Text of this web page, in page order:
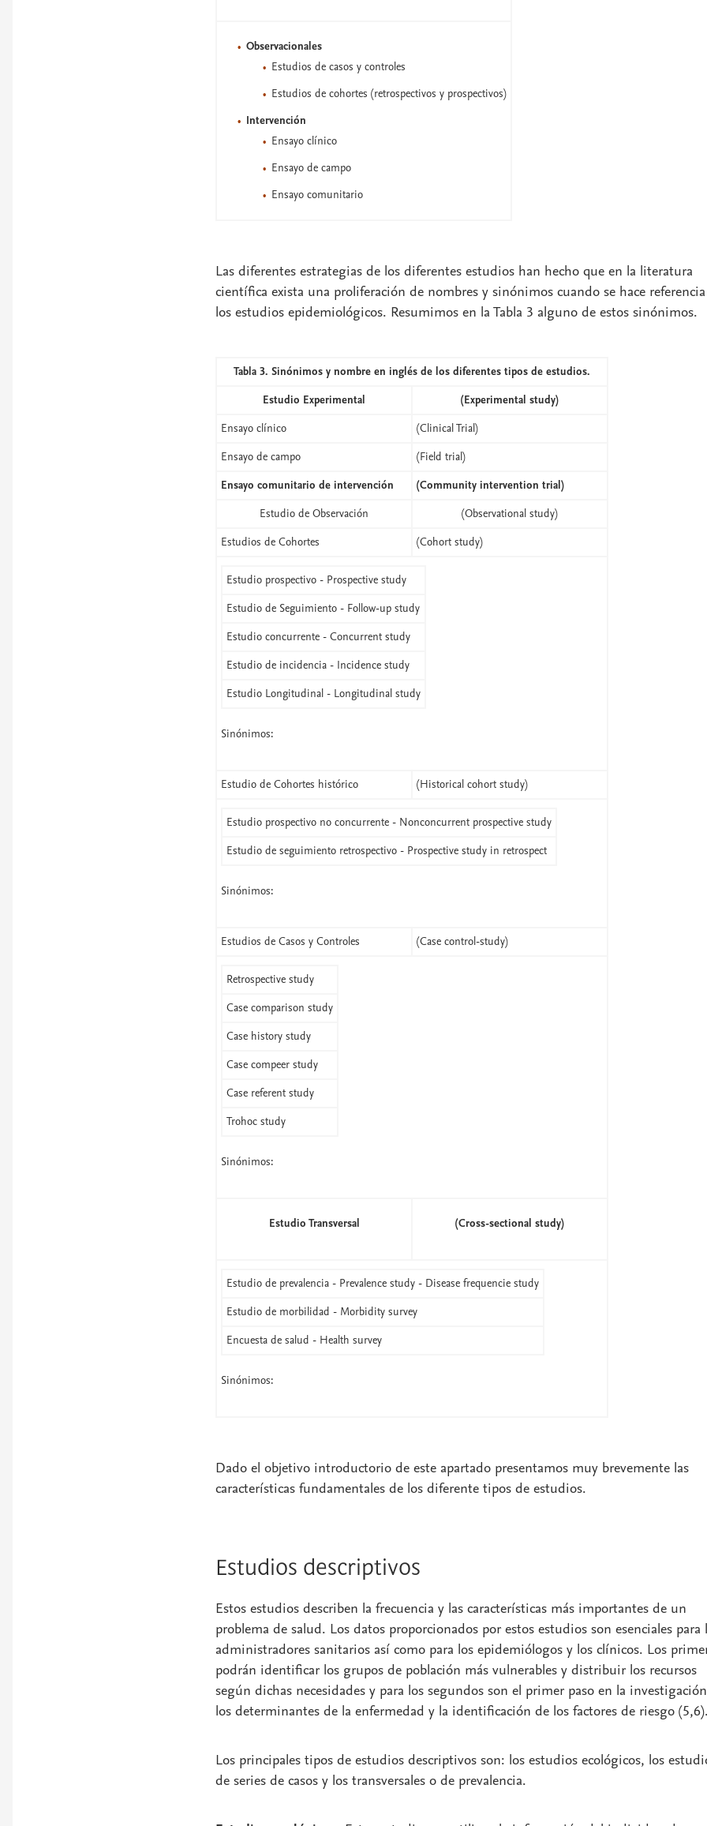
Observacionales
Estudios de casos y controles
Estudios de cohortes (retrospectivos y prospectivos)
Intervención
Ensayo clínico
Ensayo de campo
Ensayo comunitario
Las diferentes estrategias de los diferentes estudios han hecho que en la literatura
científica exista una proliferación de nombres y sinónimos cuando se hace
los estudios epidemiológicos. Resumimos en la Tabla 3 alguno de estos sinónimos.
Tabla 3. Sinónimos y nombre en inglés de los diferentes tipos de estudios.
Estudio Experimental
(Experimental study)
Ensayo clínico
(Clinical Trial)
Ensayo de campo
(Field trial)
Ensayo comunitario de intervención
(Community intervention trial)
Estudio de Observación
(Observational study)
Estudios de Cohortes
(Cohort study)
Estudio prospectivo - Prospective study
Estudio de Seguimiento - Follow-up study
Estudio concurrente - Concurrent study
Estudio de incidencia - Incidence study
Estudio Longitudinal - Longitudinal study
Sinónimos:
Estudio de Cohortes histórico (Historical cohort study)
Estudio prospectivo no concurrente - Nonconcurrent prospective study
Estudio de seguimiento retrospectivo - Prospective study in retrospect
Sinónimos:
Estudios de Casos y Controles (Case control-study)
Retrospective study
Case comparison study
Case history study
Case compeer study
Case referent study
Trohoc study
Sinónimos:
Estudio Transversal (Cross-sectional study)
Estudio de prevalencia - Prevalence study - Disease frequencie study
Estudio de morbilidad - Morbidity survey
Encuesta de salud - Health survey
Sinónimos:
Dado el objetivo introductorio de este apartado presentamos muy brevemente las
características fundamentales de los diferente tipos de estudios.
Estudios descriptivos
Estos estudios describen la frecuencia y las características más importantes de un
problema de salud. Los datos proporcionados por estos estudios son esenciales para
administradores sanitarios así como para los epidemiólogos y los clínicos. Los
podrán identificar los grupos de población más vulnerables y distribuir los recursos
según dichas necesidades y para los segundos son el primer paso en la
los determinantes de la enfermedad y la identificación de los factores de riesgo
Los principales tipos de estudios descriptivos son: los estudios ecológicos, los
de series de casos y los transversales o de prevalencia.